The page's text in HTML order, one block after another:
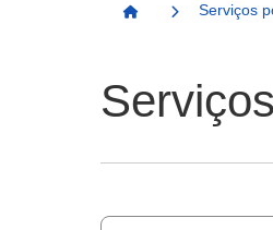
Página Inicial
Serviços